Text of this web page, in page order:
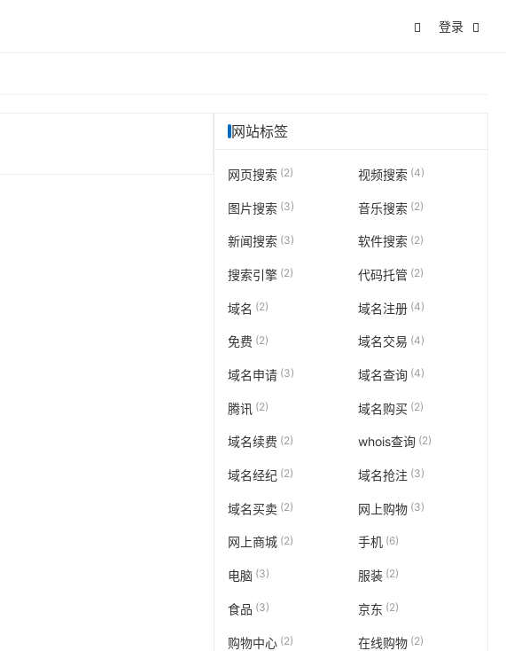
登录
网站标签
网页搜索 (2) 视频搜索 (4)
图片搜索 (3) 音乐搜索 (2)
新闻搜索 (3) 软件搜索 (2)
搜索引擎 (2) 代码托管(2)
域名 (2) 域名注册(4)
免费 (2) 域名交易 (4)
域名申请 (3) 域名查询(4)
腾讯 (2) 域名购买(2)
域名续费 (2) whois查询(2)
域名经纪 (2) 域名抢注(3)
域名买卖 (2) 网上购物(3)
网上商城 (2) 手机 (6)
电脑 (3) 服装(2)
食品 (3) 京东 (2)
购物中心 (2) 在线购物(2)